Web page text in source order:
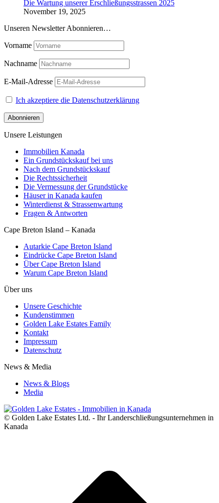
Die Wartung unserer Erschließungsstrassen 2025
November 19, 2025
Unseren Newsletter Abonnieren…
Vorname
Nachname
E-Mail-Adresse
Ich akzeptiere die Datenschutzerklärung
Unsere Leistungen
Immobilien Kanada
Ein Grundstückskauf bei uns
Nach dem Grundstückskauf
Die Rechtssicherheit
Die Vermessung der Grundstücke
Häuser in Kanada kaufen
Winterdienst & Strassenwartung
Fragen & Antworten
Cape Breton Island – Kanada
Autarkie Cape Breton Island
Eindrücke Cape Breton Island
Über Cape Breton Island
Warum Cape Breton Island
Über uns
Unsere Geschichte
Kundenstimmen
Golden Lake Estates Family
Kontakt
Impressum
Datenschutz
News & Media
News & Blogs
Media
© Golden Lake Estates Ltd. - Ihr Landerschließungsunternehmen in
Kanada